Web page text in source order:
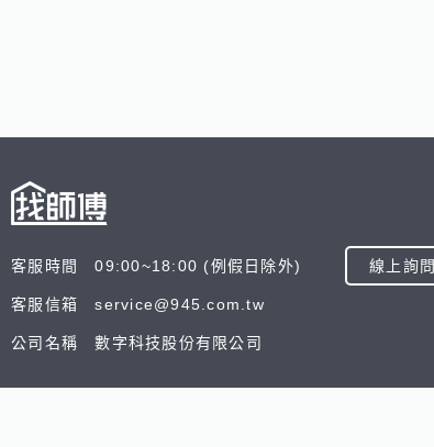
客服時間 09:00~18:00 (例假日除外) 線上詢問
客服信箱 service@945.com.tw
公司名稱 數字科技股份有限公司